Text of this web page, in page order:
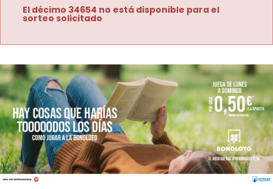
El décimo 34654 no está disponible para el
sorteo solicitado